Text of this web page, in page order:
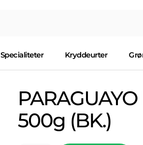
Specialiteter Kryddeurter
500g (BK.)